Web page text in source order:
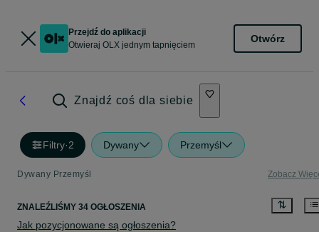
Przejdź do aplikacji
Otwieraj OLX jednym tapnięciem
Otwórz
Znajdź coś dla siebie
Filtry·2 Dywany Przemyśl
Dywany Przemyśl Zobacz
ZNALEŹLIŚMY 34 OGŁOSZENIA
Jak pozycjonowane są ogłoszenia?